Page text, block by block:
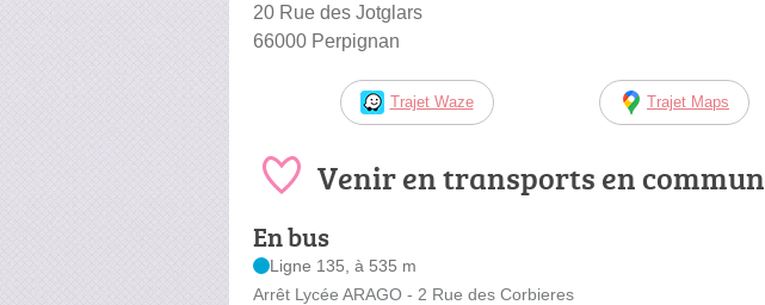
20 Rue des Jotglars
66000 Perpignan
Trajet Waze Trajet Maps
Venir en transports en commun
En bus
Ligne 135, à 535 m
Arrêt Lycée ARAGO - 2 Rue des Corbieres